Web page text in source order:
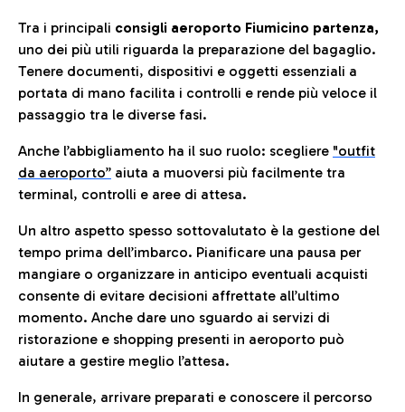
Tra i principali consigli aeroporto Fiumicino partenza,
uno dei più utili riguarda la preparazione del bagaglio.
Tenere documenti, dispositivi e oggetti essenziali a
portata di mano facilita i controlli e rende più veloce il
passaggio tra le diverse fasi.
Anche l’abbigliamento ha il suo ruolo: scegliere "outfit
da aeroporto” aiuta a muoversi più facilmente tra
terminal, controlli e aree di attesa.
Un altro aspetto spesso sottovalutato è la gestione del
tempo prima dell’imbarco. Pianificare una pausa per
mangiare o organizzare in anticipo eventuali acquisti
consente di evitare decisioni affrettate all’ultimo
momento. Anche dare uno sguardo ai servizi di
ristorazione e shopping presenti in aeroporto può
aiutare a gestire meglio l’attesa.
In generale, arrivare preparati e conoscere il percorso